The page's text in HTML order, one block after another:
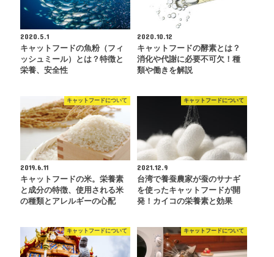
2020.5.1
キャットフードの魚粉（フィ
ッシュミール）とは？特徴と
栄養、安全性
2020.10.12
キャットフードの酵素とは？
消化や代謝に必要不可欠！種
類や働きを解説
キャットフードについて
2019.6.11
キャットフードの米。栄養素
と成分の特徴、使用される米
の種類とアレルギーの心配
キャットフードについて
2021.12.9
台湾で養蚕農家が蚕のサナギ
を使ったキャットフードが開
発！カイコの栄養素と効果
キャットフードについて キャットフードについて